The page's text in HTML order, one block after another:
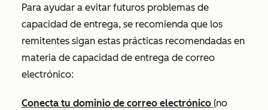
Para ayudar a evitar futuros problemas de
capacidad de entrega, se recomienda que los
remitentes sigan estas prácticas recomendadas en
materia de capacidad de entrega de correo
electrónico:
Conecta tu dominio de correo electrónico (no